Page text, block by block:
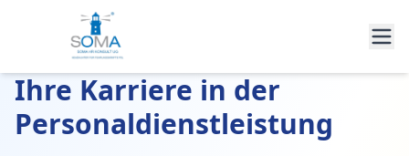
Ihre Karriere in der
Personaldienstleistung